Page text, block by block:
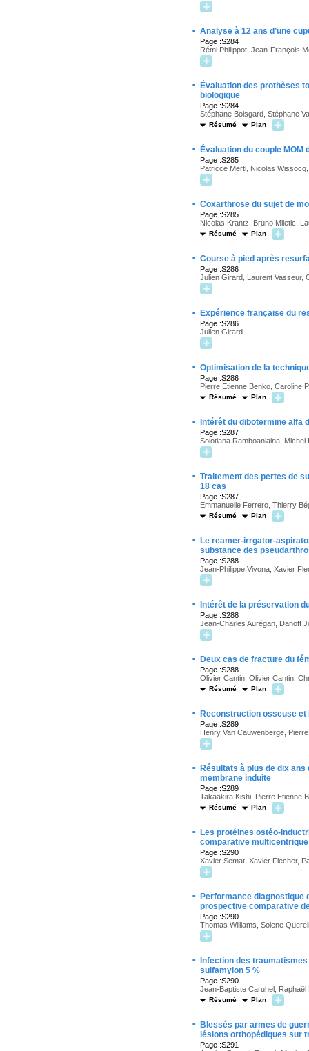
· Analyse à 12 ans d’une
Page :S284
Rémi Philippot, Jean-François
·
Évaluation des prothèses
biologique
Page :S284
Stéphane Boisgard, Stéphane
Résumé Plan
· Évaluation du couple
Page :S285
Patricce Mertl, Nicolas
· Coxarthrose du sujet de
Page :S285
Nicolas Krantz, Bruno Miletic,
Résumé Plan
· Course à pied après
Page :S286
Julien Girard, Laurent Vasseur,
· Expérience française du
Page :S286
Julien Girard
· Optimisation de la
Page :S286
Pierre Etienne Benko, Caroline
Résumé Plan
· Intérêt du dibotermine alfa
Page :S287
Solotiana Ramboaniaina,
· Traitement des pertes de
18 cas
Page :S287
Emmanuelle Ferrero, Thierry
Résumé Plan
·
Le reamer-irrgator-
substance des
Page :S288
Jean-Philippe Vivona, Xavier
· Intérêt de la préservation
Page :S288
Jean-Charles Aurégan, Danoff
· Deux cas de fracture du
Page :S288
Olivier Cantin, Olivier Cantin,
Résumé Plan
· Reconstruction osseuse et
Page :S289
Henry Van Cauwenberge,
·
Résultats à plus de dix
membrane induite
Page :S289
Takaakira Kishi, Pierre Etienne
Résumé Plan
·
Les protéines ostéo-
comparative
Page :S290
Xavier Semat, Xavier Flecher,
·
Performance diagnostique
prospective comparative
Page :S290
Thomas Williams, Solene
·
Infection des
sulfamylon 5 %
Page :S290
Jean-Baptiste Caruhel, Raphaël
Résumé Plan
·
Blessés par armes de
lésions orthopédiques sur
Page :S291